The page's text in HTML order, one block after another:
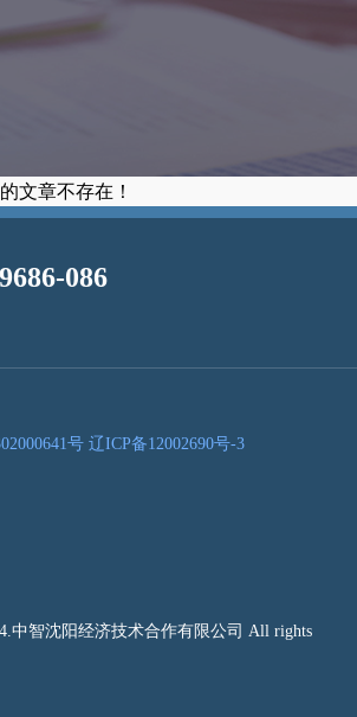
文章不存在！
086
号 辽ICP备12002690号-3
中智沈阳经济技术合作有限公司 All rights